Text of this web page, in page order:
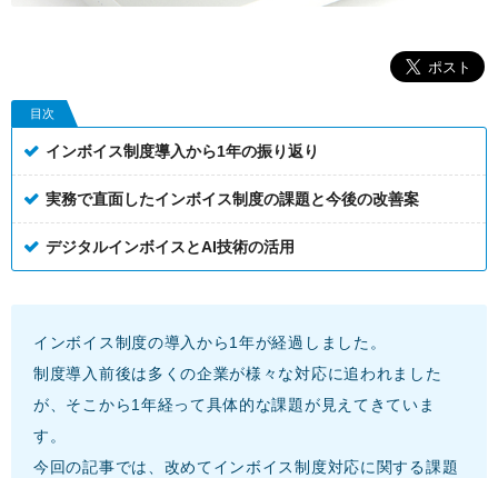
目次
インボイス制度導入から1年の振り返り
実務で直面したインボイス制度の課題と今後の改善案
デジタルインボイスとAI技術の活用
インボイス制度の導入から1年が経過しました。
制度導入前後は多くの企業が様々な対応に追われました
が、そこから1年経って具体的な課題が見えてきていま
す。
今回の記事では、改めてインボイス制度対応に関する課題